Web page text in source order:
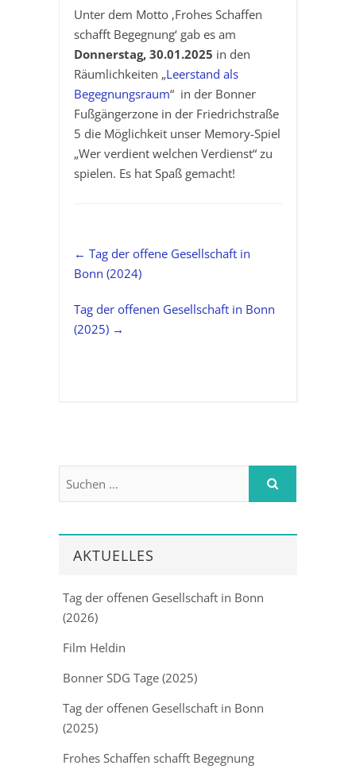
Unter dem Motto ‚Frohes Schaffen
schafft Begegnung‘ gab es am
Donnerstag, 30.01.2025 in den
Räumlichkeiten „Leerstand als
Begegnungsraum“ in der Bonner
Fußgängerzone in der Friedrichstraße
5 die Möglichkeit unser Memory-Spiel
„Wer verdient welchen Verdienst“ zu
spielen. Es hat Spaß gemacht!
← Tag der offene Gesellschaft in
Bonn (2024)
Tag der offenen Gesellschaft in Bonn
(2025) →
AKTUELLES
Tag der offenen Gesellschaft in Bonn
(2026)
Film Heldin
Bonner SDG Tage (2025)
Tag der offenen Gesellschaft in Bonn
(2025)
Frohes Schaffen schafft Begegnung